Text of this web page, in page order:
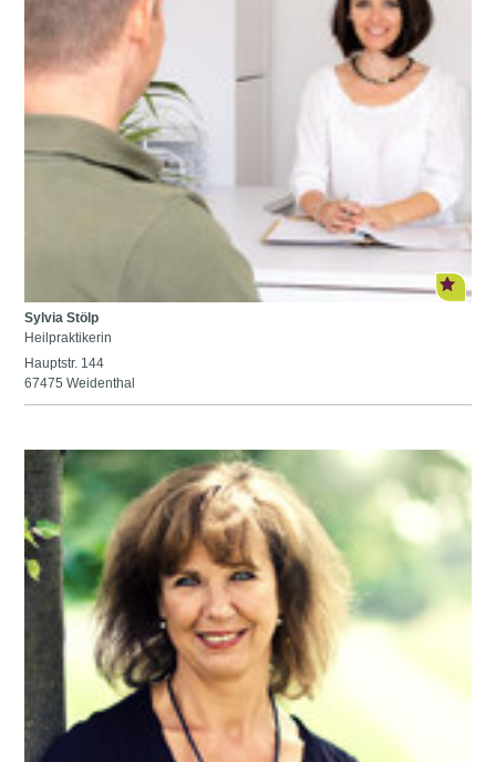
Sylvia Stölp
Heilpraktikerin
Hauptstr. 144
67475 Weidenthal